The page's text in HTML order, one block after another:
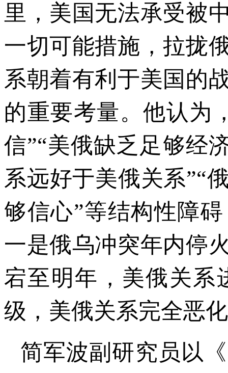
里，美国无法承受被
一切可能措施，拉拢
系朝着有利于美国的
的重要考量。他认为
信”“美俄缺乏足够经
系远好于美俄关系”“
够信心”等结构性障
一是俄乌冲突年内停
宕至明年，美俄关系
级，美俄关系完全恶
简军波副研究员以